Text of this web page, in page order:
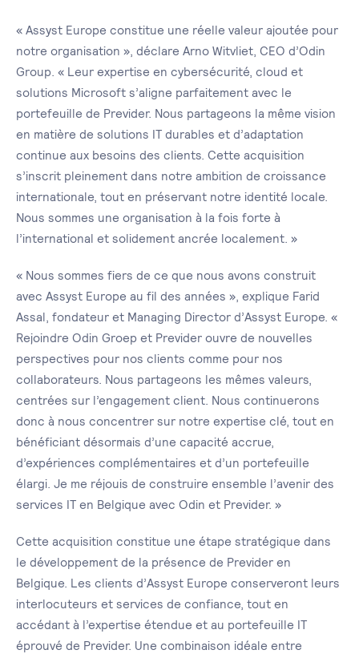
« Assyst Europe constitue une réelle valeur ajoutée pour
notre organisation », déclare Arno Witvliet, CEO d’Odin
Group. « Leur expertise en cybersécurité, cloud et
solutions Microsoft s’aligne parfaitement avec le
portefeuille de Previder. Nous partageons la même vision
en matière de solutions IT durables et d’adaptation
continue aux besoins des clients. Cette acquisition
s’inscrit pleinement dans notre ambition de croissance
internationale, tout en préservant notre identité locale.
Nous sommes une organisation à la fois forte à
l’international et solidement ancrée localement. »
« Nous sommes fiers de ce que nous avons construit
avec Assyst Europe au fil des années », explique Farid
Assal, fondateur et Managing Director d’Assyst Europe. «
Rejoindre Odin Groep et Previder ouvre de nouvelles
perspectives pour nos clients comme pour nos
collaborateurs. Nous partageons les mêmes valeurs,
centrées sur l’engagement client. Nous continuerons
donc à nous concentrer sur notre expertise clé, tout en
bénéficiant désormais d’une capacité accrue,
d’expériences complémentaires et d’un portefeuille
élargi. Je me réjouis de construire ensemble l’avenir des
services IT en Belgique avec Odin et Previder. »
Cette acquisition constitue une étape stratégique dans
le développement de la présence de Previder en
Belgique. Les clients d’Assyst Europe conserveront leurs
interlocuteurs et services de confiance, tout en
accédant à l’expertise étendue et au portefeuille IT
éprouvé de Previder. Une combinaison idéale entre